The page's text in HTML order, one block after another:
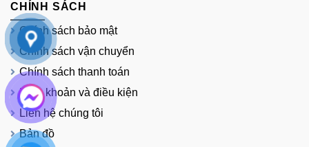
CHÍNH SÁCH
Chính sách bảo mật
Chính sách vận chuyển
Chính sách thanh toán
Điều khoản và điều kiện
Liên hệ chúng tôi
Bản đồ